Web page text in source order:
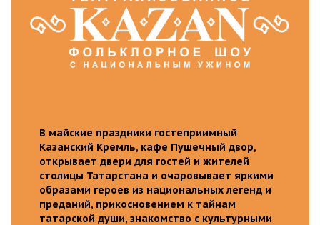
В майские праздники гостеприимный
Казанский Кремль, кафе Пушечный двор,
открывает двери для гостей и жителей
столицы Татарстана и очаровывает яркими
образами героев из национальных легенд и
преданий, прикосновением к тайнам
татарской души, знакомство с культурными